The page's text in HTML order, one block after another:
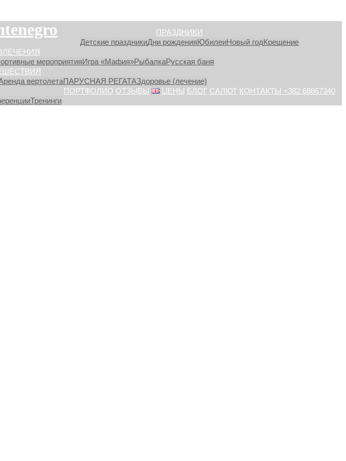
ПРАЗДНИКИ
Детские праздникиДни рожденияЮбилеиНовый годКрещение
мероприятияИгра «Мафия»РыбалкаРусская баня
вертолетаПАРУСНАЯ РЕГАТАЗдоровье (лечение)
Тренинги
ПОРТФОЛИО ОТЗЫВЫ ЦЕНЫ БЛОГ САЛЮТ КОНТАКТЫ +382 68867340